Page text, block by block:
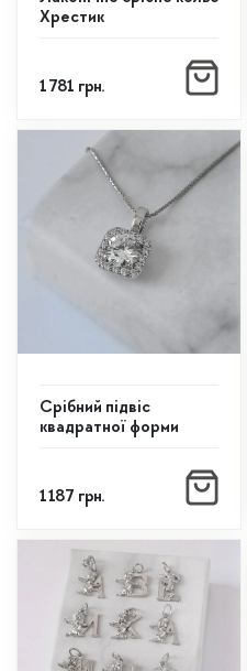
Хрестик
1 781 грн.
Срібний підвіс
квадратної форми
1 187 грн.